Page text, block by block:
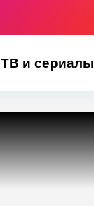
ТВ и сериалы